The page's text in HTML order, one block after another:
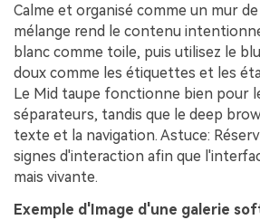
Calme et organisé comme un mur
mélange rend le contenu
blanc comme toile, puis utilisez le
doux comme les étiquettes et les
Le Mid taupe fonctionne bien pour
séparateurs, tandis que le deep
texte et la navigation. Astuce:
signes d'interaction afin que
mais vivante.
Exemple d'Image d'une galerie